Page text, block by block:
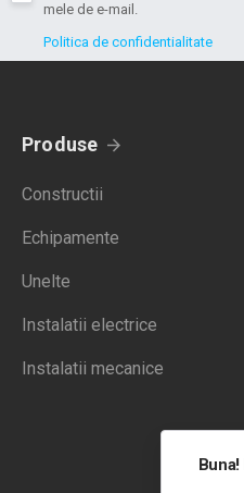
mele de e-mail.
Politica de confidentialitate
Produse
Constructii
Echipamente
Unelte
Instalatii electrice
Instalatii mecanice
Buna!